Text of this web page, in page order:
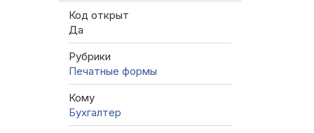
Код открыт
Да
Рубрики
Печатные формы
Кому
Бухгалтер